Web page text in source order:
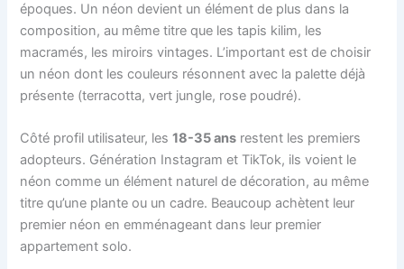
époques. Un néon devient un élément de plus dans la
composition, au même titre que les tapis kilim, les
macramés, les miroirs vintages. L’important est de choisir
un néon dont les couleurs résonnent avec la palette déjà
présente (terracotta, vert jungle, rose poudré).
Côté profil utilisateur, les18-35 ans restent les premiers
adopteurs. Génération Instagram et TikTok, ils voient le
néon comme un élément naturel de décoration, au même
titre qu’une plante ou un cadre. Beaucoup achètent leur
premier néon en emménageant dans leur premier
appartement solo.